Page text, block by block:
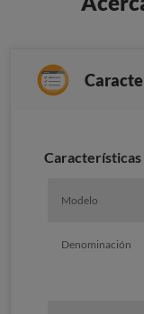
Características
Modelo
Denominación